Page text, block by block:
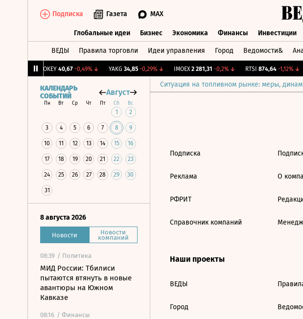
Подписка Газета MAX
Глобальные идеи Бизнес Экономика Финансы Инвестиции
ВЕДЫ Правила торговли Идеи управления Город Ведомости&
OKEY 40,67 -0,49%↓ YAKG 34,85 -0,29%↓ IMOEX 2 281,31 -0,2%↓ RTSI 874,64 -1,12%↓
Ситуация на топливном рынке: меры,
КАЛЕНДАРЬ
СОБЫТИЙ
Август
Пн Вт Ср Чт Пт Сб Вс
1 2
3 4 5 6 7 8 9
10 11 12 13 14 15 16
17 18 19 20 21 22 23
24 25 26 27 28 29 30
31
8 августа 2026
Новости Новости
компаний
08:39 / Политика
МИД России: Тбилиси
пытаются втянуть в новые
авантюры на Южном
Кавказе
08:16 / Финансы
Подписка
Реклама
РФРИТ
Справочник компаний
О
Наши проекты
ВЕДЫ
Город